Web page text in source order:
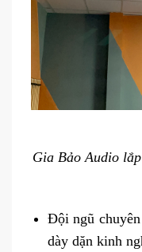
Gia Bảo Audio
Đội ngũ
dày dặn kinh